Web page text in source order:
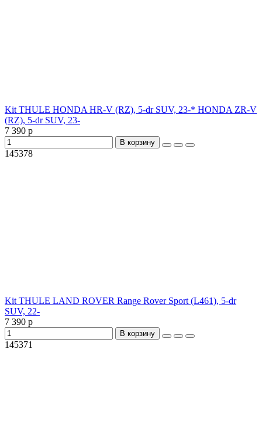
Kit THULE HONDA HR-V (RZ), 5-dr SUV, 23-* HONDA ZR-V
(RZ), 5-dr SUV, 23-
7 390 р
В корзину
145378
Kit THULE LAND ROVER Range Rover Sport (L461), 5-dr
SUV, 22-
7 390 р
В корзину
145371